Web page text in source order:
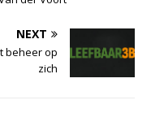
NEXT
beheer op
zich